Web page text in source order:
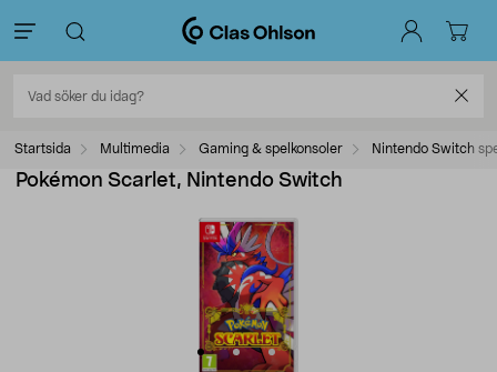
Startsida Multimedia Gaming & spelkonsoler Nintendo Switch
Pokémon Scarlet, Nintendo Switch